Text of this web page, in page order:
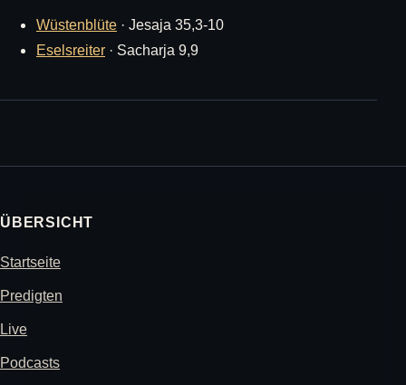
Wüstenblüte · Jesaja 35,3-10
Eselsreiter · Sacharja 9,9
ÜBERSICHT
Startseite
Predigten
Live
Podcasts